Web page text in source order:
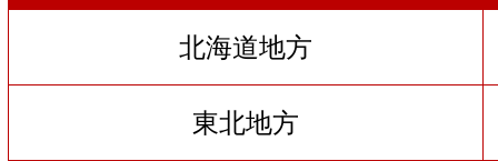
北海道地方
東北地方